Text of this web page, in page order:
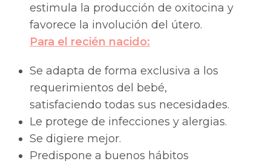
estimula la producción de oxitocina y
favorece la involución del útero.
Para el recién nacido:
Se adapta de forma exclusiva a los
requerimientos del bebé,
satisfaciendo todas sus necesidades.
Le protege de infecciones y alergias.
Se digiere mejor.
Predispone a buenos hábitos